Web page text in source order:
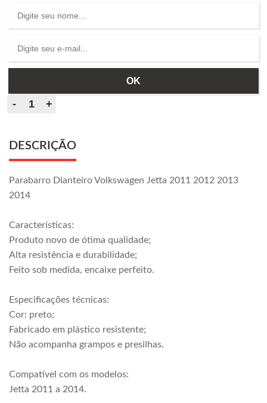
DESCRIÇÃO
Parabarro Dianteiro Volkswagen Jetta 2011 2012 2013
2014
Características:
Produto novo de ótima qualidade;
Alta resistência e durabilidade;
Feito sob medida, encaixe perfeito.
Especificações técnicas:
Cor: preto;
Fabricado em plástico resistente;
Não acompanha grampos e presilhas.
Compatível com os modelos:
Jetta 2011 a 2014.